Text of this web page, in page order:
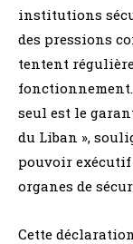
institutions
des pressions
tentent
fonctionnement.
seul est le
du Liban »,
pouvoir exécutif
organes de
Cette